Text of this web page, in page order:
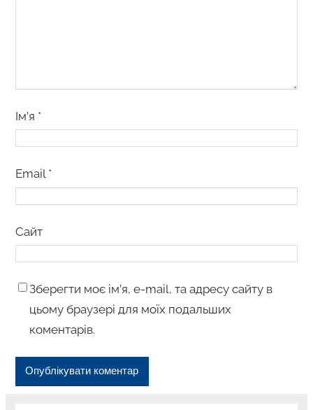
Ім’я *
Email *
Сайт
Зберегти моє ім’я, e-mail, та адресу сайту в
цьому браузері для моїх подальших
коментарів.